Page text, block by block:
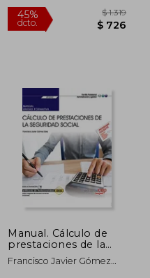
40%
dcto.
Manual. Cálculo de
prestaciones de la
Seguridad Social
(UF0342). Certificados
Francisco Javier Gómez